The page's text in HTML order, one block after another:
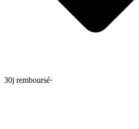
30j remboursé·